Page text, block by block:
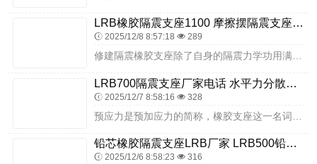
LRB橡胶隔震支座1100 摩擦摆隔震支座FPSII-1000-350-3.81 建筑防震隔震支座
2025/12/8 8:57:18 289
LRB700隔震支座厂家电话 水平力分散力型隔震支座LNR LRB隔震支座1300源头工厂
2025/12/7 8:58:16 328
铅芯橡胶隔震支座LRB厂家 LRB500铅芯橡胶隔震支座厂家电话 隔震支座哪里便宜
2025/12/6 8:58:23 316